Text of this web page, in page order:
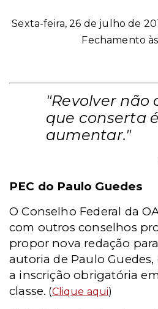
Sexta-feira, 26 de julho de
Fechamento
"Revolver não
que conserta
aumentar."
PEC do Paulo Guedes
O Conselho Federal da
com outros conselhos
propor nova redação para
autoria de Paulo
a inscrição obrigatória
classe. (Clique aqui)